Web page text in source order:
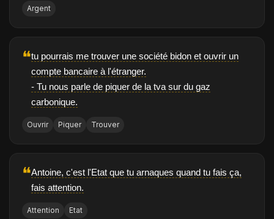
Argent
❝tu pourrais me trouver une société bidon et ouvrir un
compte bancaire à l'étranger.
- Tu nous parle de piquer de la tva sur du gaz
carbonique.
Ouvrir Piquer Trouver
❝Antoine, c'est l'Etat que tu arnaques quand tu fais ça,
fais attention.
Attention Etat